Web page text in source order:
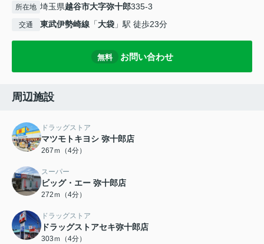
所在地 埼玉県越谷市大字弥十郎335-3
交通 東武伊勢崎線 「大袋 」駅 徒歩23分
無料 お問い合わせ
周辺施設
ドラッグストア
マツモトキヨシ 弥十郎店
267ｍ（4分）
スーパー
ビッグ・エー 弥十郎店
272ｍ（4分）
ドラッグストア
ドラッグストアセキ弥十郎店
303ｍ（4分）